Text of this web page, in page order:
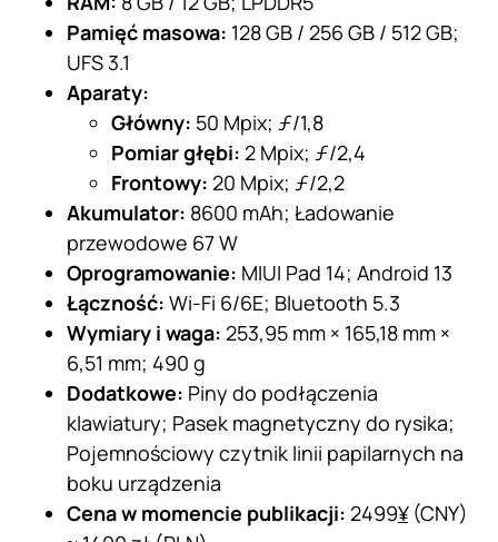
Pamięć masowa: 128 GB / 256 GB / 512 GB;
UFS 3.1
Aparaty:
Główny: 50 Mpix; ƒ/1,8
Pomiar głębi: 2 Mpix; ƒ/2,4
Frontowy: 20 Mpix; ƒ/2,2
Akumulator: 8600 mAh; Ładowanie
przewodowe 67 W
Oprogramowanie: MIUI Pad 14; Android 13
Łączność: Wi-Fi 6/6E; Bluetooth 5.3
Wymiary i waga: 253,95 mm × 165,18 mm ×
6,51 mm; 490 g
Dodatkowe: Piny do podłączenia
klawiatury; Pasek magnetyczny do rysika;
Pojemnościowy czytnik linii papilarnych na
boku urządzenia
Cena w momencie publikacji: 2499¥(CNY)